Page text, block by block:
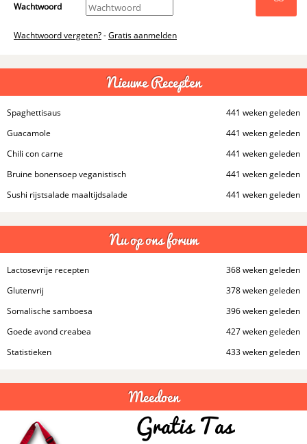
Wachtwoord
Wachtwoord vergeten?-Gratis aanmelden
Nieuwe Recepten
441 weken geleden
Spaghettisaus
441 weken geleden
Guacamole
441 weken geleden
Chili con carne
441 weken geleden
Bruine bonensoep veganistisch
441 weken geleden
Sushi rijstsalade maaltijdsalade
Nu op ons forum
368 weken geleden
Lactosevrije recepten
378 weken geleden
Glutenvrij
396 weken geleden
Somalische samboesa
427 weken geleden
Goede avond creabea
433 weken geleden
Statistieken
Meedoen
Gratis Tas